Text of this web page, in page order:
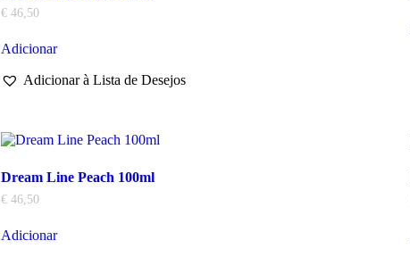
€46,50
Adicionar
Adicionar à Lista de Desejos
Dream Line Peach 100ml
€46,50
Adicionar